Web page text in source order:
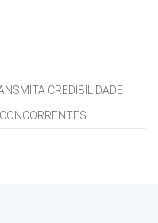
CREDIBILIDADE